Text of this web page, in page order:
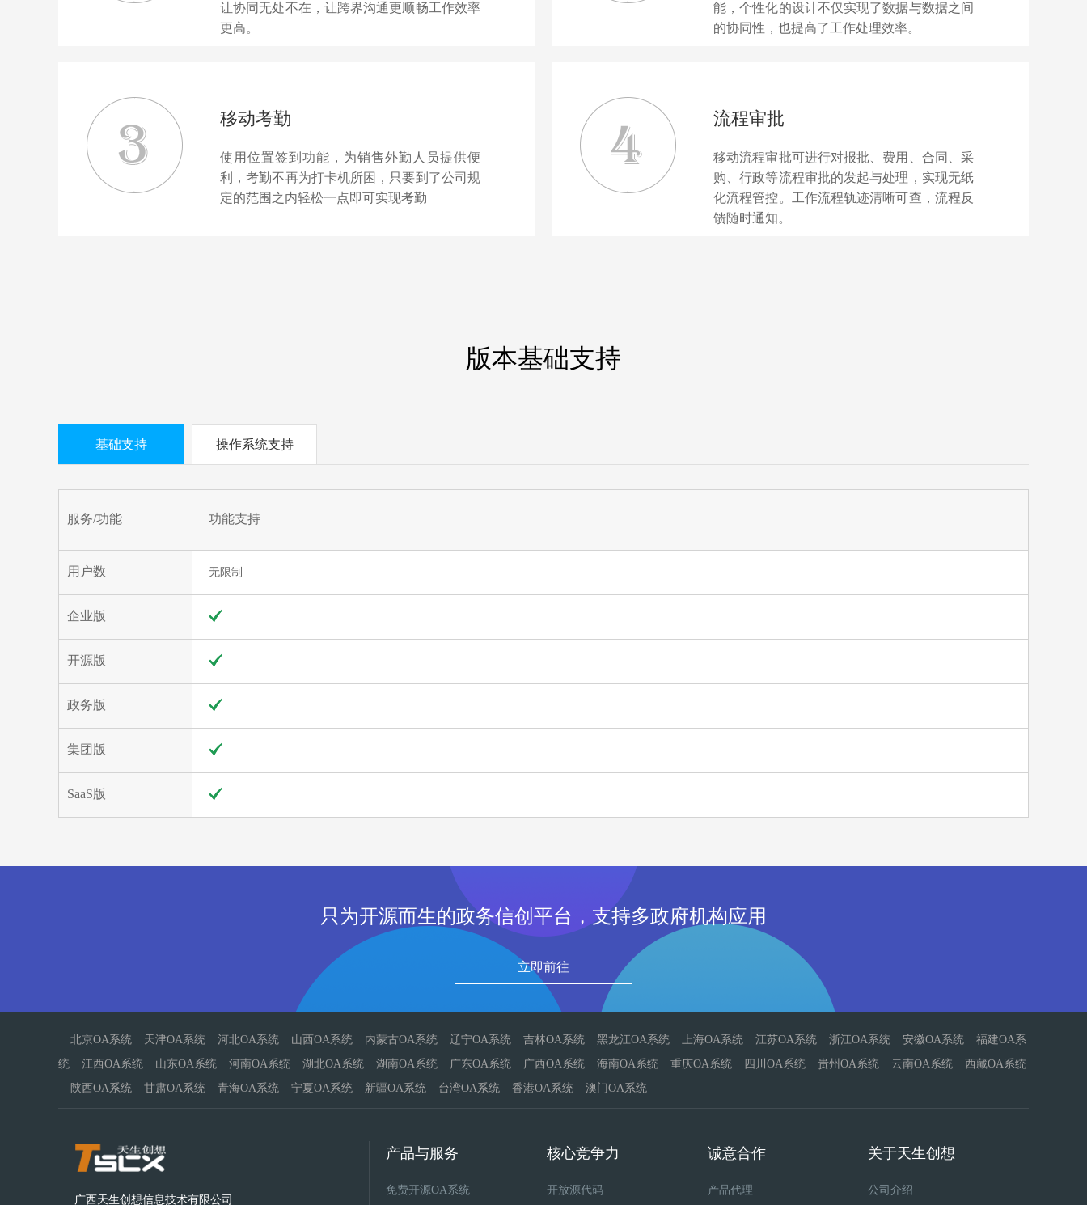
让协同无处不在，让跨界沟通更顺畅工作效率
更高。
能，个性化的设计不仅实现了数据与数据之间
的协同性，也提高了工作处理效率。
移动考勤
使用位置签到功能，为销售外勤人员提供便
利，考勤不再为打卡机所困，只要到了公司规
定的范围之内轻松一点即可实现考勤
流程审批
移动流程审批可进行对报批、费用、合同、采
购、行政等流程审批的发起与处理，实现无纸
化流程管控。工作流程轨迹清晰可查，流程反
馈随时通知。
版本基础支持
基础支持 操作系统支持
服务/功能 功能支持
用户数 无限制
企业版
开源版
政务版
集团版
SaaS版
只为开源而生的政务信创平台，支持多政府机构应用
立即前往
北京OA系统 天津OA系统 河北OA系统 山西OA系统 内蒙古OA系统 辽宁OA系统 吉林OA系统 黑龙江OA系统 上海OA系统 江苏OA系统 浙江OA系统 安徽OA系统
福建OA系
统
江西OA系统 山东OA系统 河南OA系统 湖北OA系统 湖南OA系统 广东OA系统 广西OA系统 海南OA系统 重庆OA系统 四川OA系统 贵州OA系统 云南OA系统
西藏OA系统
陕西OA系统
甘肃OA系统 青海OA系统 宁夏OA系统 新疆OA系统 台湾OA系统 香港OA系统 澳门OA系统
广西天生创想信息技术有限公司
产品与服务
免费开源OA系统
核心竞争力
开放源代码
诚意合作
产品代理
关于天生创想
公司介绍